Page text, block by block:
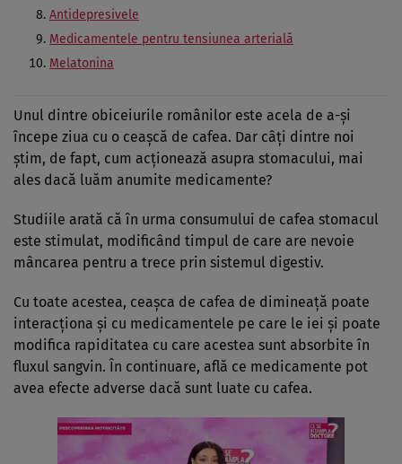
Antidepresivele
Medicamentele pentru tensiunea arterială
Melatonina
Unul dintre obiceiurile românilor este acela de a-și
începe ziua cu o ceașcă de cafea. Dar câți dintre noi
știm, de fapt, cum acționează asupra stomacului, mai
ales dacă luăm anumite medicamente?
Studiile arată că în urma consumului de cafea stomacul
este stimulat, modificând timpul de care are nevoie
mâncarea pentru a trece prin sistemul digestiv.
Cu toate acestea, ceașca de cafea de dimineață poate
interacționa și cu medicamentele pe care le iei și poate
modifica rapiditatea cu care acestea sunt absorbite în
fluxul sangvin. În continuare, află ce medicamente pot
avea efecte adverse dacă sunt luate cu cafea.